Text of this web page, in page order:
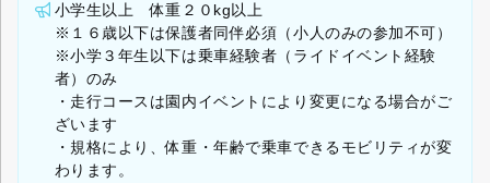
小学生以上 体重２０kg以上
※１６歳以下は保護者同伴必須（小人のみの参加不可）
※小学３年生以下は乗車経験者（ライドイベント経験
者）のみ
・走行コースは園内イベントにより変更になる場合がご
ざいます
・規格により、体重・年齢で乗車できるモビリティが変
わります。